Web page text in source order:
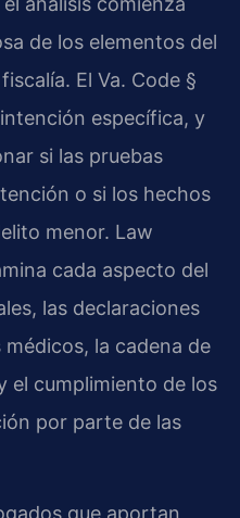
de los elementos del
El Va. Code §
específica, y
si las pruebas
o si los hechos
menor. Law
cada aspecto del
las declaraciones
la cadena de
el cumplimiento de los
por parte de las
que aportan